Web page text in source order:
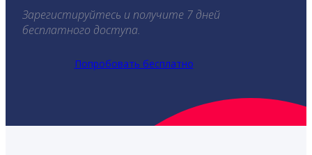
Зарегистируйтесь и получите 7 дней
бесплатного доступа.
Попробовать бесплатно